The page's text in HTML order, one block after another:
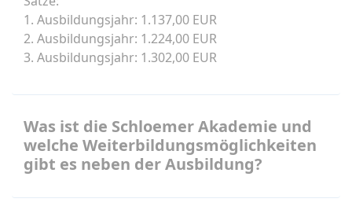
1. Ausbildungsjahr: 1.137,00 EUR
2. Ausbildungsjahr: 1.224,00 EUR
3. Ausbildungsjahr: 1.302,00 EUR
Was ist die Schloemer Akademie und
welche Weiterbildungsmöglichkeiten
gibt es neben der Ausbildung?